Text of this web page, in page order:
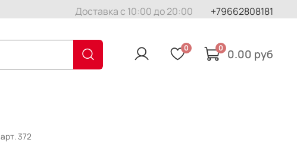
Доставка с 10:00 до 20:00 +79662808181
0 0 0.00 руб
арт.372